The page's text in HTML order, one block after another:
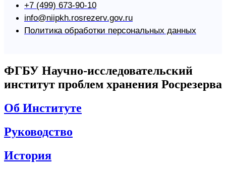
+7 (499) 673-90-10
info@niipkh.rosrezerv.gov.ru
Политика обработки персональных данных
ФГБУ Научно-исследовательский
институт проблем хранения Росрезерва
Об Институте
Руководство
История